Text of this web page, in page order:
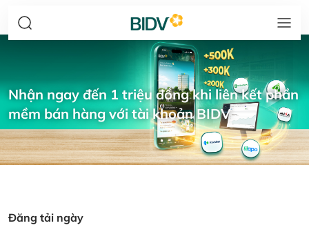
Nhận ngay đến 1 triệu đồng khi liên kết phần
mềm bán hàng với tài khoản BIDV
Đăng tải ngày